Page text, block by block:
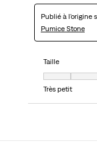
Publié à l'origine
Pumice Stone
Taille
Taille, 5 sur 7, où
Très petit